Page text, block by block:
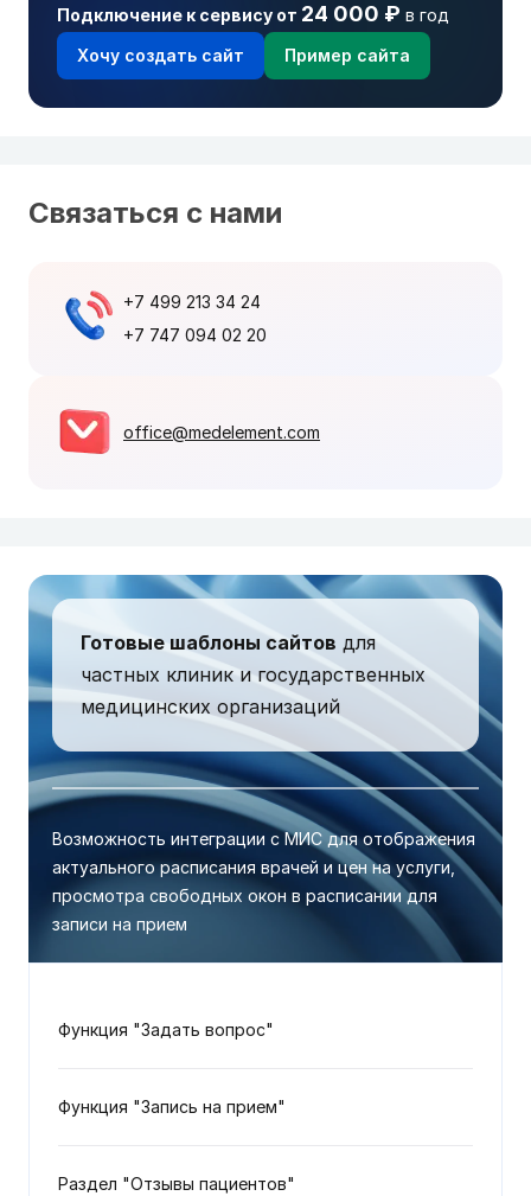
Подключение к сервису от 24 000 ₽ в год
Хочу создать сайт
Пример сайта
Связаться с нами
+7 499 213 34 24
+7 747 094 02 20
office@medelement.com
Готовые шаблоны сайтов для
частных клиник и государственных
медицинских организаций
Возможность интеграции с МИС для отображения
актуального расписания врачей и цен на услуги,
просмотра свободных окон в расписании для
записи на прием
Функция "Задать вопрос"
Функция "Запись на прием"
Раздел "Отзывы пациентов"